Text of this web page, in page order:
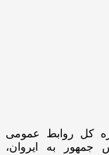
کل روابط عمومی
به ایروان،